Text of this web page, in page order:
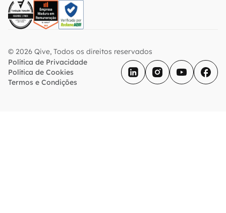
© 2026 Qive, Todos os direitos reservados
Política de Privacidade
Política de Cookies
Termos e Condições